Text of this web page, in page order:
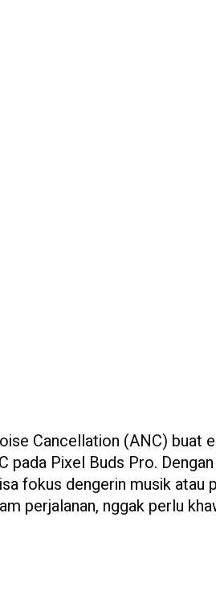
Cancellation (ANC) buat
pada Pixel Buds Pro.
fokus dengerin musik atau
perjalanan, nggak perlu